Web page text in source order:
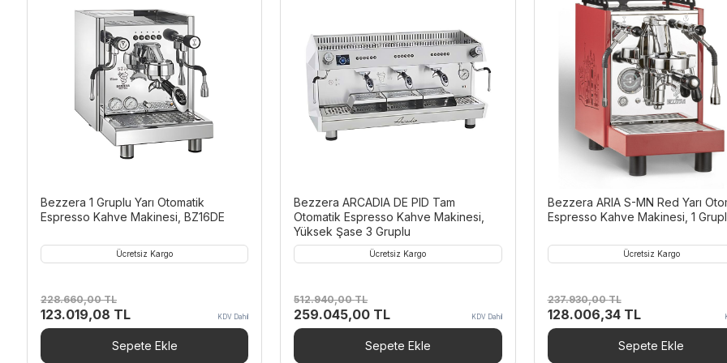
Bezzera 1 Gruplu Yarı Otomatik
Espresso Kahve Makinesi, BZ16DE
Ücretsiz Kargo
228.660,00TL
O
r
j
123.019,08 TL
u
a
KDV Dahil
Sepete Ekle
Bezzera ARCADIA DE PID Tam
Otomatik Espresso Kahve Makinesi,
Yüksek Şase 3 Gruplu
Ücretsiz Kargo
512.940,00TL
O
r
j
259.045,00 TL
u
a
KDV Dahil
Sepete Ekle
Bezzera ARIA S-MN Red Yarı
Espresso Kahve Makinesi, 1
Ücretsiz Kargo
237.930,00TL
O
r
j
128.006,34 TL
u
a
Sepete Ekle